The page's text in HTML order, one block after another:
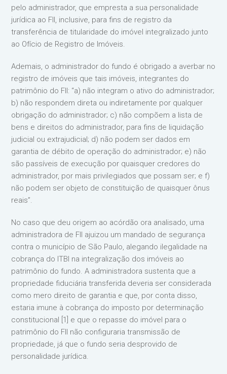
pelo administrador, que empresta a sua personalidade
jurídica ao FII, inclusive, para fins de registro da
transferência de titularidade do imóvel integralizado junto
ao Ofício de Registro de Imóveis.
Ademais, o administrador do fundo é obrigado a averbar no
registro de imóveis que tais imóveis, integrantes do
patrimônio do FII: “a) não integram o ativo do administrador;
b) não respondem direta ou indiretamente por qualquer
obrigação do administrador; c) não compõem a lista de
bens e direitos do administrador, para fins de liquidação
judicial ou extrajudicial; d) não podem ser dados em
garantia de débito de operação do administrador; e) não
são passíveis de execução por quaisquer credores do
administrador, por mais privilegiados que possam ser; e f)
não podem ser objeto de constituição de quaisquer ônus
reais”.
No caso que deu origem ao acórdão ora analisado, uma
administradora de FII ajuizou um mandado de segurança
contra o município de São Paulo, alegando ilegalidade na
cobrança do ITBI na integralização dos imóveis ao
patrimônio do fundo. A administradora sustenta que a
propriedade fiduciária transferida deveria ser considerada
como mero direito de garantia e que, por conta disso,
estaria imune à cobrança do imposto por determinação
constitucional [1] e que o repasse do imóvel para o
patrimônio do FII não configuraria transmissão de
propriedade, já que o fundo seria desprovido de
personalidade jurídica.